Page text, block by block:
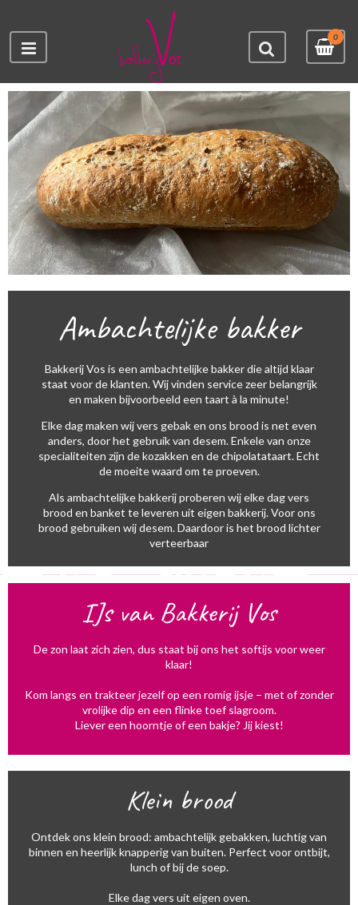
0
Ambachtelijke bakker
Bakkerij Vos is een ambachtelijke bakker die altijd klaar
staat voor de klanten. Wij vinden service zeer belangrijk
en maken bijvoorbeeld een taart à la minute!
Elke dag maken wij vers gebak en ons brood is net even
anders, door het gebruik van desem. Enkele van onze
specialiteiten zijn de kozakken en de chipolatataart. Echt
de moeite waard om te proeven.
Als ambachtelijke bakkerij proberen wij elke dag vers
brood en banket te leveren uit eigen bakkerij. Voor ons
brood gebruiken wij desem. Daardoor is het brood lichter
verteerbaar
IJs van Bakkerij Vos
De zon laat zich zien, dus staat bij ons het softijs voor weer
klaar!
Kom langs en trakteer jezelf op een romig ijsje – met of zonder
vrolijke dip en een flinke toef slagroom.
Liever een hoorntje of een bakje? Jij kiest!
Klein brood
Ontdek ons klein brood: ambachtelijk gebakken, luchtig van
binnen en heerlijk knapperig van buiten. Perfect voor ontbijt,
lunch of bij de soep.
Elke dag vers uit eigen oven.